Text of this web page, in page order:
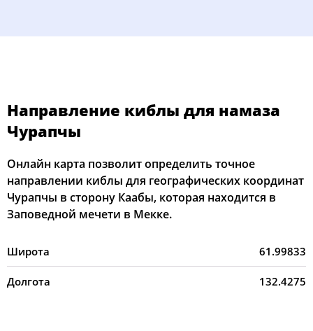
Направление киблы для намаза
Чурапчы
Онлайн карта позволит определить точное
направлении киблы для географических координат
Чурапчы в сторону Каабы, которая находится в
Заповедной мечети в Мекке.
Широта 61.99833
Долгота 132.4275